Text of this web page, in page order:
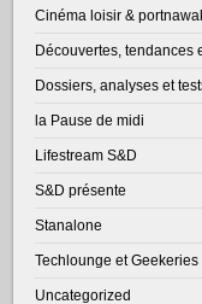
Cinéma loisir &
Découvertes, tendances
Dossiers, analyses et
la Pause de midi
Lifestream S&D
S&D présente
Stanalone
Techlounge et Geekeries
Uncategorized